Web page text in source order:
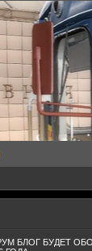
БЛОГ БУДЕТ